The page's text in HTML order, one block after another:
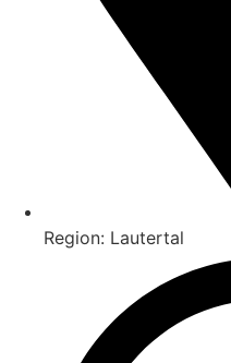
Region: Lautertal